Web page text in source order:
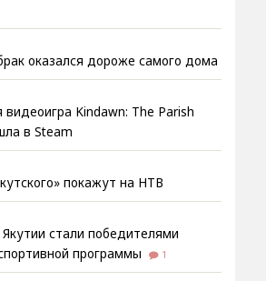
оказался дороже самого дома
видеоигра Kindawn: The Parish
в Steam
покажут на НТВ
стали победителями
программы
1